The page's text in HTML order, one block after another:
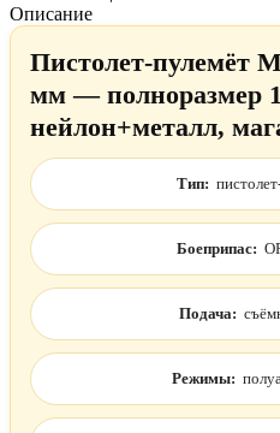
Описание
Пистолет-пулемёт
мм — полноразмер
нейлон+металл,
Тип:
Боеприпас:
Подача:
Режимы: